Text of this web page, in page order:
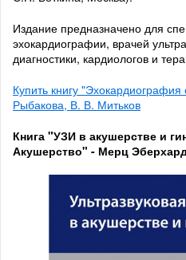
Издание предназначено для
эхокардиографии, врачей
диагностики, кардиологов и
Купить книгу
Рыбакова, В. В. Митьков
Книга "УЗИ в акушерстве и
Акушерство" - Мерц